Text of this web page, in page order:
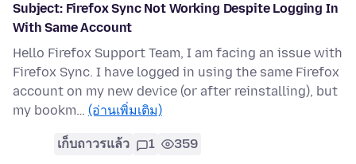
Subject: Firefox Sync Not Working Despite Logging In
With Same Account
Hello Firefox Support Team, I am facing an issue with
Firefox Sync. I have logged in using the same Firefox
account on my new device (or after reinstalling), but
my bookm… (อ่านเพิ่มเติม)
เก็บถาวรแล้ว 1 359